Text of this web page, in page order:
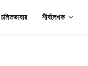
চলিতভাষার শীর্ষলেখক